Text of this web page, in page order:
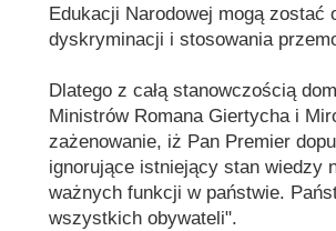
Edukacji Narodowej mogą zostać
dyskryminacji i stosowania
Dlatego z całą stanowczością
Ministrów Romana Giertycha i
zażenowanie, iż Pan Premier
ignorujące istniejący stan wiedzy
ważnych funkcji w państwie.
wszystkich obywateli".